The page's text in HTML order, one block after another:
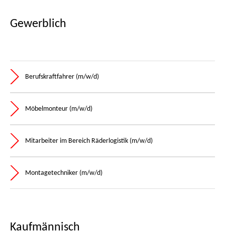
Gewerblich
Berufskraftfahrer (m/w/d)
Möbelmonteur (m/w/d)
Mitarbeiter im Bereich Räderlogistik (m/w/d)
Montagetechniker (m/w/d)
Kaufmännisch